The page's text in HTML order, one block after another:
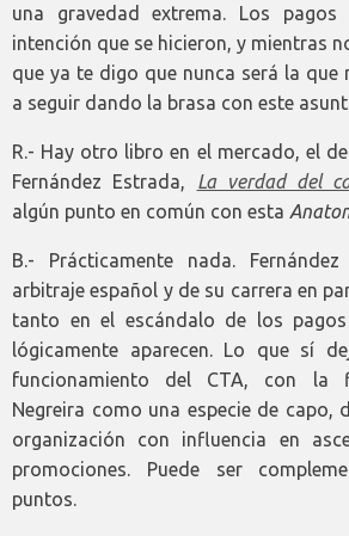
una gravedad extrema. Los
intención que se hicieron, y mientras
que ya te digo que nunca será la que
a seguir dando la brasa con este
R.- Hay otro libro en el mercado, el
Fernández Estrada, La verdad del
algún punto en común con esta
B.- Prácticamente nada.
arbitraje español y de su carrera en
tanto en el escándalo de los
lógicamente aparecen. Lo que sí
funcionamiento del CTA, con la
Negreira como una especie de capo,
organización con influencia en
promociones. Puede ser
puntos.